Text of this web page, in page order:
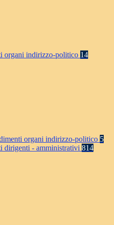
organi indirizzo-politico 14
organi indirizzo-politico 5
dirigenti - amministrativi 814